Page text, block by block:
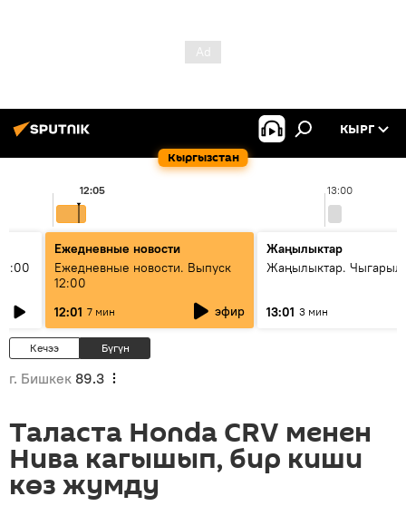
Кыргызстан
КЫРГ
13:00
12:05
Ежедневные новости
Ежедневные новости. Выпуск
12:00
12:01 7 мин эфир
Жаңылыктар
Жаңылыктар.
13:01 3 мин
Кечээ Бүгүн
г. Бишкек 89.3
Таласта Honda СRV менен
Нива кагышып, бир киши
көз жумду